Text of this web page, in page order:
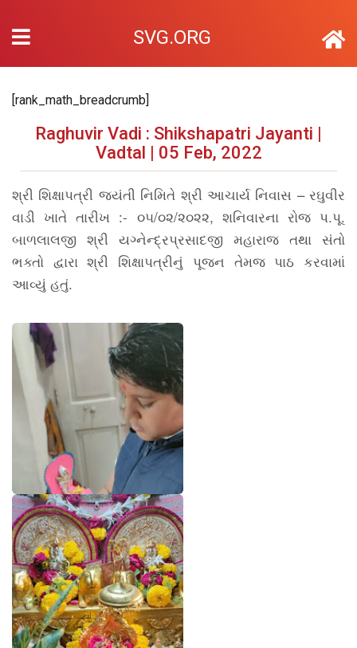
SVG.ORG
[rank_math_breadcrumb]
Raghuvir Vadi : Shikshapatri Jayanti |
Vadtal | 05 Feb, 2022
શ્રી શિક્ષાપત્રી જયંતી નિમિતે શ્રી આચાર્ય નિવાસ – રઘુવીર
વાડી ખાતે તારીખ :- ૦૫/૦૨/૨૦૨૨, શનિવારના રોજ પ.પૂ.
બાળલાલજી શ્રી યગ્નેન્દ્રપ્રસાદજી મહારાજ તથા સંતો
ભક્તો દ્વારા શ્રી શિક્ષાપત્રીનું પૂજન તેમજ પાઠ કરવામાં
આવ્યું હતું.